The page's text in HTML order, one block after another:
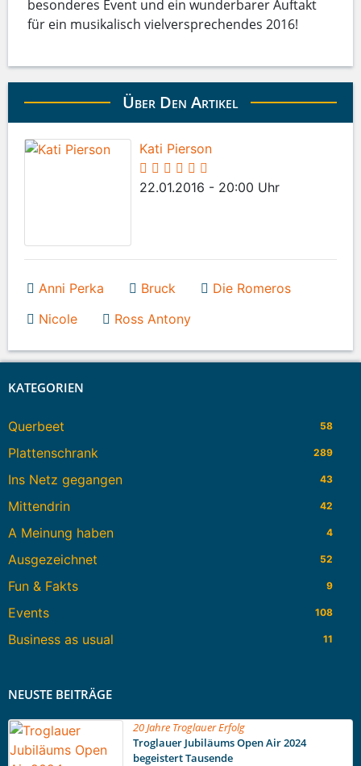
besonderes Event und ein wunderbarer Auftakt
für ein musikalisch vielversprechendes 2016!
Über Den Artikel
Kati Pierson
22.01.2016 - 20:00 Uhr
Anni Perka Bruck
Die Romeros
Nicole
Ross Antony
KATEGORIEN
Querbeet 58
Plattenschrank 289
Ins Netz gegangen 43
Mittendrin 42
A Meinung haben 4
Ausgezeichnet 52
Fun & Fakts 9
Events 108
Business as usual 11
NEUSTE BEITRÄGE
20 Jahre Troglauer Erfolg
Troglauer Jubiläums Open Air 2024
begeistert Tausende